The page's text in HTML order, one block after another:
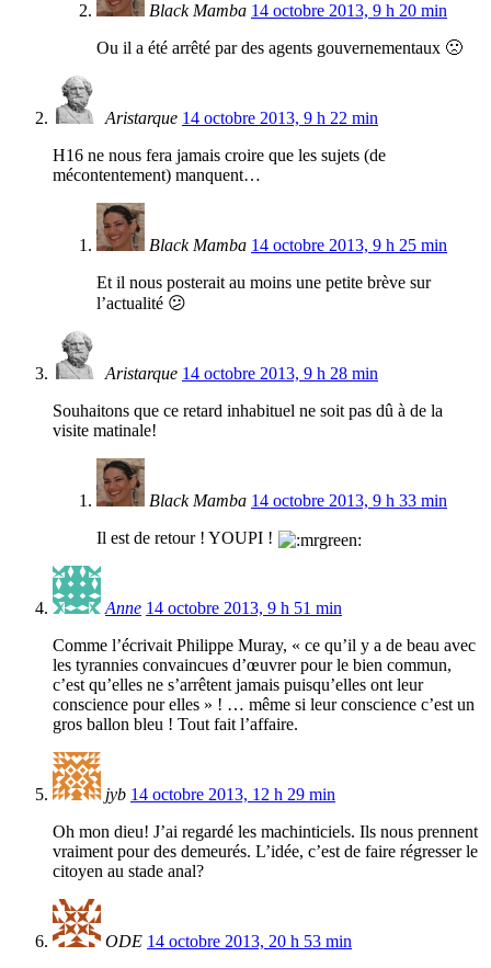
Black Mamba 14 octobre 2013, 9 h 20 min
Ou il a été arrêté par des agents gouvernementaux 🙁
Aristarque 14 octobre 2013, 9 h 22 min
H16 ne nous fera jamais croire que les sujets (de
mécontentement) manquent…
Black Mamba 14 octobre 2013, 9 h 25 min
Et il nous posterait au moins une petite brève sur
l’actualité 😕
Aristarque 14 octobre 2013, 9 h 28 min
Souhaitons que ce retard inhabituel ne soit pas dû à de la
visite matinale!
Black Mamba 14 octobre 2013, 9 h 33 min
Il est de retour ! YOUPI !
Anne 14 octobre 2013, 9 h 51 min
Comme l’écrivait Philippe Muray, « ce qu’il y a de beau avec
les tyrannies convaincues d’œuvrer pour le bien commun,
c’est qu’elles ne s’arrêtent jamais puisqu’elles ont leur
conscience pour elles » ! … même si leur conscience c’est un
gros ballon bleu ! Tout fait l’affaire.
jyb 14 octobre 2013, 12 h 29 min
Oh mon dieu! J’ai regardé les machinticiels. Ils nous prennent
vraiment pour des demeurés. L’idée, c’est de faire régresser le
citoyen au stade anal?
ODE 14 octobre 2013, 20 h 53 min